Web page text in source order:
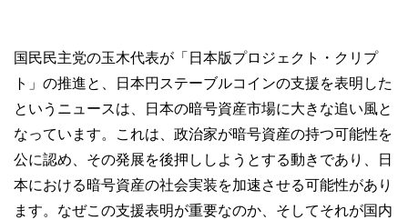
国民民主党の玉木代表が「日本版プロジェクト・クリプ
ト」の推進と、日本円ステーブルコインの支援を表明した
というニュースは、日本の暗号資産市場に大きな追い風と
なっています。これは、政治家が暗号資産の持つ可能性を
公に認め、その発展を後押ししようとする動きであり、日
本における暗号資産の社会実装を加速させる可能性があり
ます。なぜこの支援表明が重要なのか、そしてそれが国内